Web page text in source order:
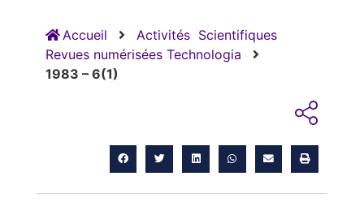
Accueil Activités Scientifiques
Revues numérisées Technologia
1983 – 6(1)